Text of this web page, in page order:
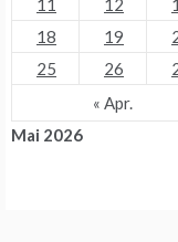
Mai 2026
11
12
18
19
25
26
« Apr.